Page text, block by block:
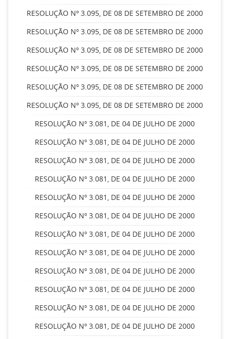
RESOLUÇÃO Nº 3.095, DE 08 DE SETEMBRO DE 2000
RESOLUÇÃO Nº 3.095, DE 08 DE SETEMBRO DE 2000
RESOLUÇÃO Nº 3.095, DE 08 DE SETEMBRO DE 2000
RESOLUÇÃO Nº 3.095, DE 08 DE SETEMBRO DE 2000
RESOLUÇÃO Nº 3.095, DE 08 DE SETEMBRO DE 2000
RESOLUÇÃO Nº 3.095, DE 08 DE SETEMBRO DE 2000
RESOLUÇÃO Nº 3.081, DE 04 DE JULHO DE 2000
RESOLUÇÃO Nº 3.081, DE 04 DE JULHO DE 2000
RESOLUÇÃO Nº 3.081, DE 04 DE JULHO DE 2000
RESOLUÇÃO Nº 3.081, DE 04 DE JULHO DE 2000
RESOLUÇÃO Nº 3.081, DE 04 DE JULHO DE 2000
RESOLUÇÃO Nº 3.081, DE 04 DE JULHO DE 2000
RESOLUÇÃO Nº 3.081, DE 04 DE JULHO DE 2000
RESOLUÇÃO Nº 3.081, DE 04 DE JULHO DE 2000
RESOLUÇÃO Nº 3.081, DE 04 DE JULHO DE 2000
RESOLUÇÃO Nº 3.081, DE 04 DE JULHO DE 2000
RESOLUÇÃO Nº 3.081, DE 04 DE JULHO DE 2000
RESOLUÇÃO Nº 3.081, DE 04 DE JULHO DE 2000